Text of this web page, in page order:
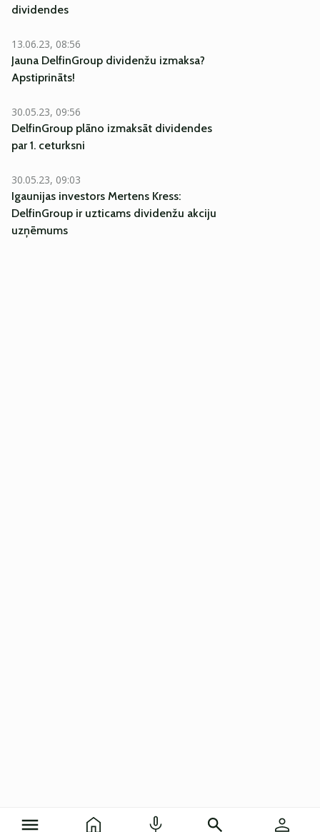
dividendes
13.06.23, 08:56
Jauna DelfinGroup dividenžu izmaksa?
Apstiprināts!
30.05.23, 09:56
DelfinGroup plāno izmaksāt dividendes
par 1. ceturksni
30.05.23, 09:03
Igaunijas investors Mertens Kress:
DelfinGroup ir uzticams dividenžu akciju
uzņēmums